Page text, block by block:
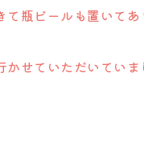
て瓶ビールも置いてあ
かせていただいてい